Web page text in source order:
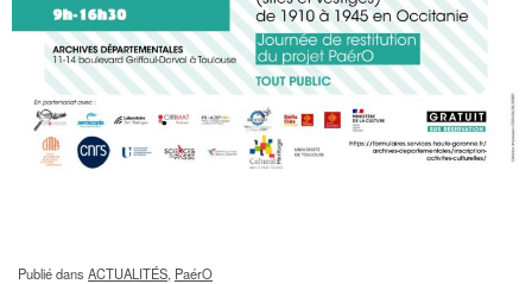
Publié dans ACTUALITÉS, PaérO